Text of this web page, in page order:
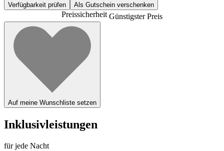
Verfügbarkeit prüfen Als Gutschein verschenken
PreissicherheitGünstigster Preis
Auf meine Wunschliste setzen
Inklusivleistungen
für jede Nacht